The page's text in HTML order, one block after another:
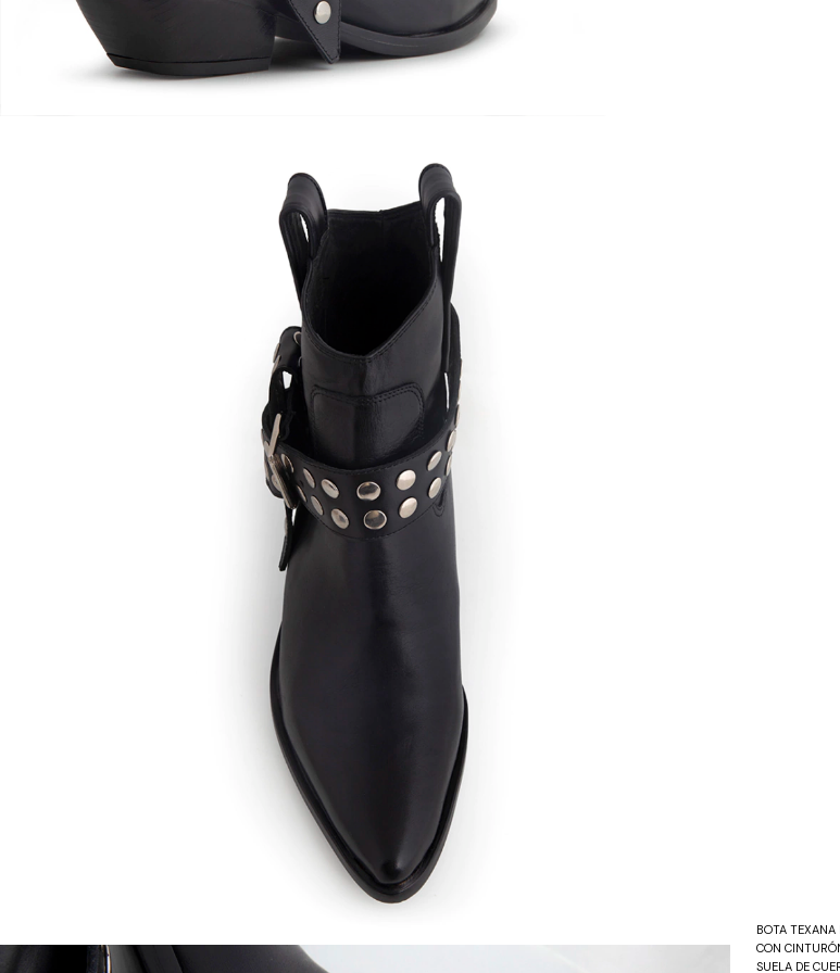
BOTA TEXANA
CON
SUELA DE